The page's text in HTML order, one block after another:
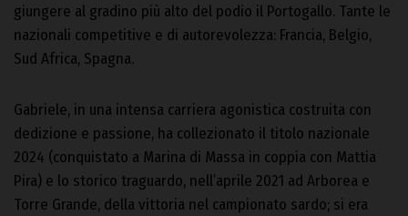
giungere al gradino più alto del podio il Portogallo. Tante le
nazionali competitive e di autorevolezza: Francia, Belgio,
Sud Africa, Spagna.
Gabriele, in una intensa carriera agonistica costruita con
dedizione e passione, ha collezionato il titolo nazionale
2024 (conquistato a Marina di Massa in coppia con Mattia
Pira) e lo storico traguardo, nell’aprile 2021 ad Arborea e
Torre Grande, della vittoria nel campionato sardo; si era